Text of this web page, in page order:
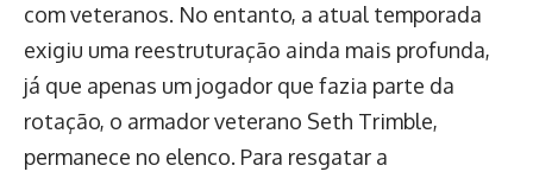
com veteranos. No entanto, a atual temporada
exigiu uma reestruturação ainda mais profunda,
já que apenas um jogador que fazia parte da
rotação, o armador veterano Seth Trimble,
permanece no elenco. Para resgatar a